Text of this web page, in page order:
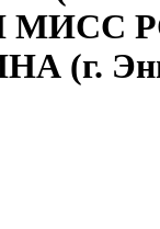
(г.